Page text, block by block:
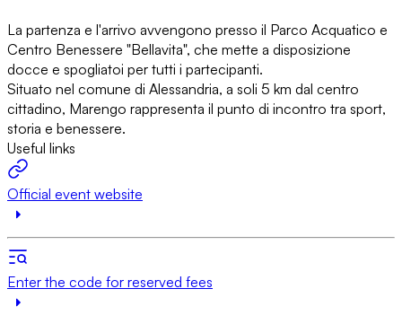
La partenza e l'arrivo avvengono presso il Parco Acquatico e
Centro Benessere "Bellavita", che mette a disposizione
docce e spogliatoi per tutti i partecipanti.
Situato nel comune di Alessandria, a soli 5 km dal centro
cittadino, Marengo rappresenta il punto di incontro tra sport,
storia e benessere.
Useful links
Official event website
Enter the code for reserved fees